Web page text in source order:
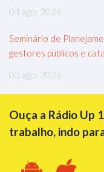
04 ago, 2026
Seminário de
gestores públicos e
03 ago, 2026
Ouça a Rádio Up
trabalho, indo